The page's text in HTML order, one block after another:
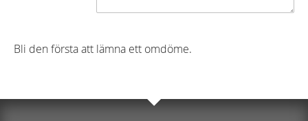
Bli den första att lämna ett omdöme.